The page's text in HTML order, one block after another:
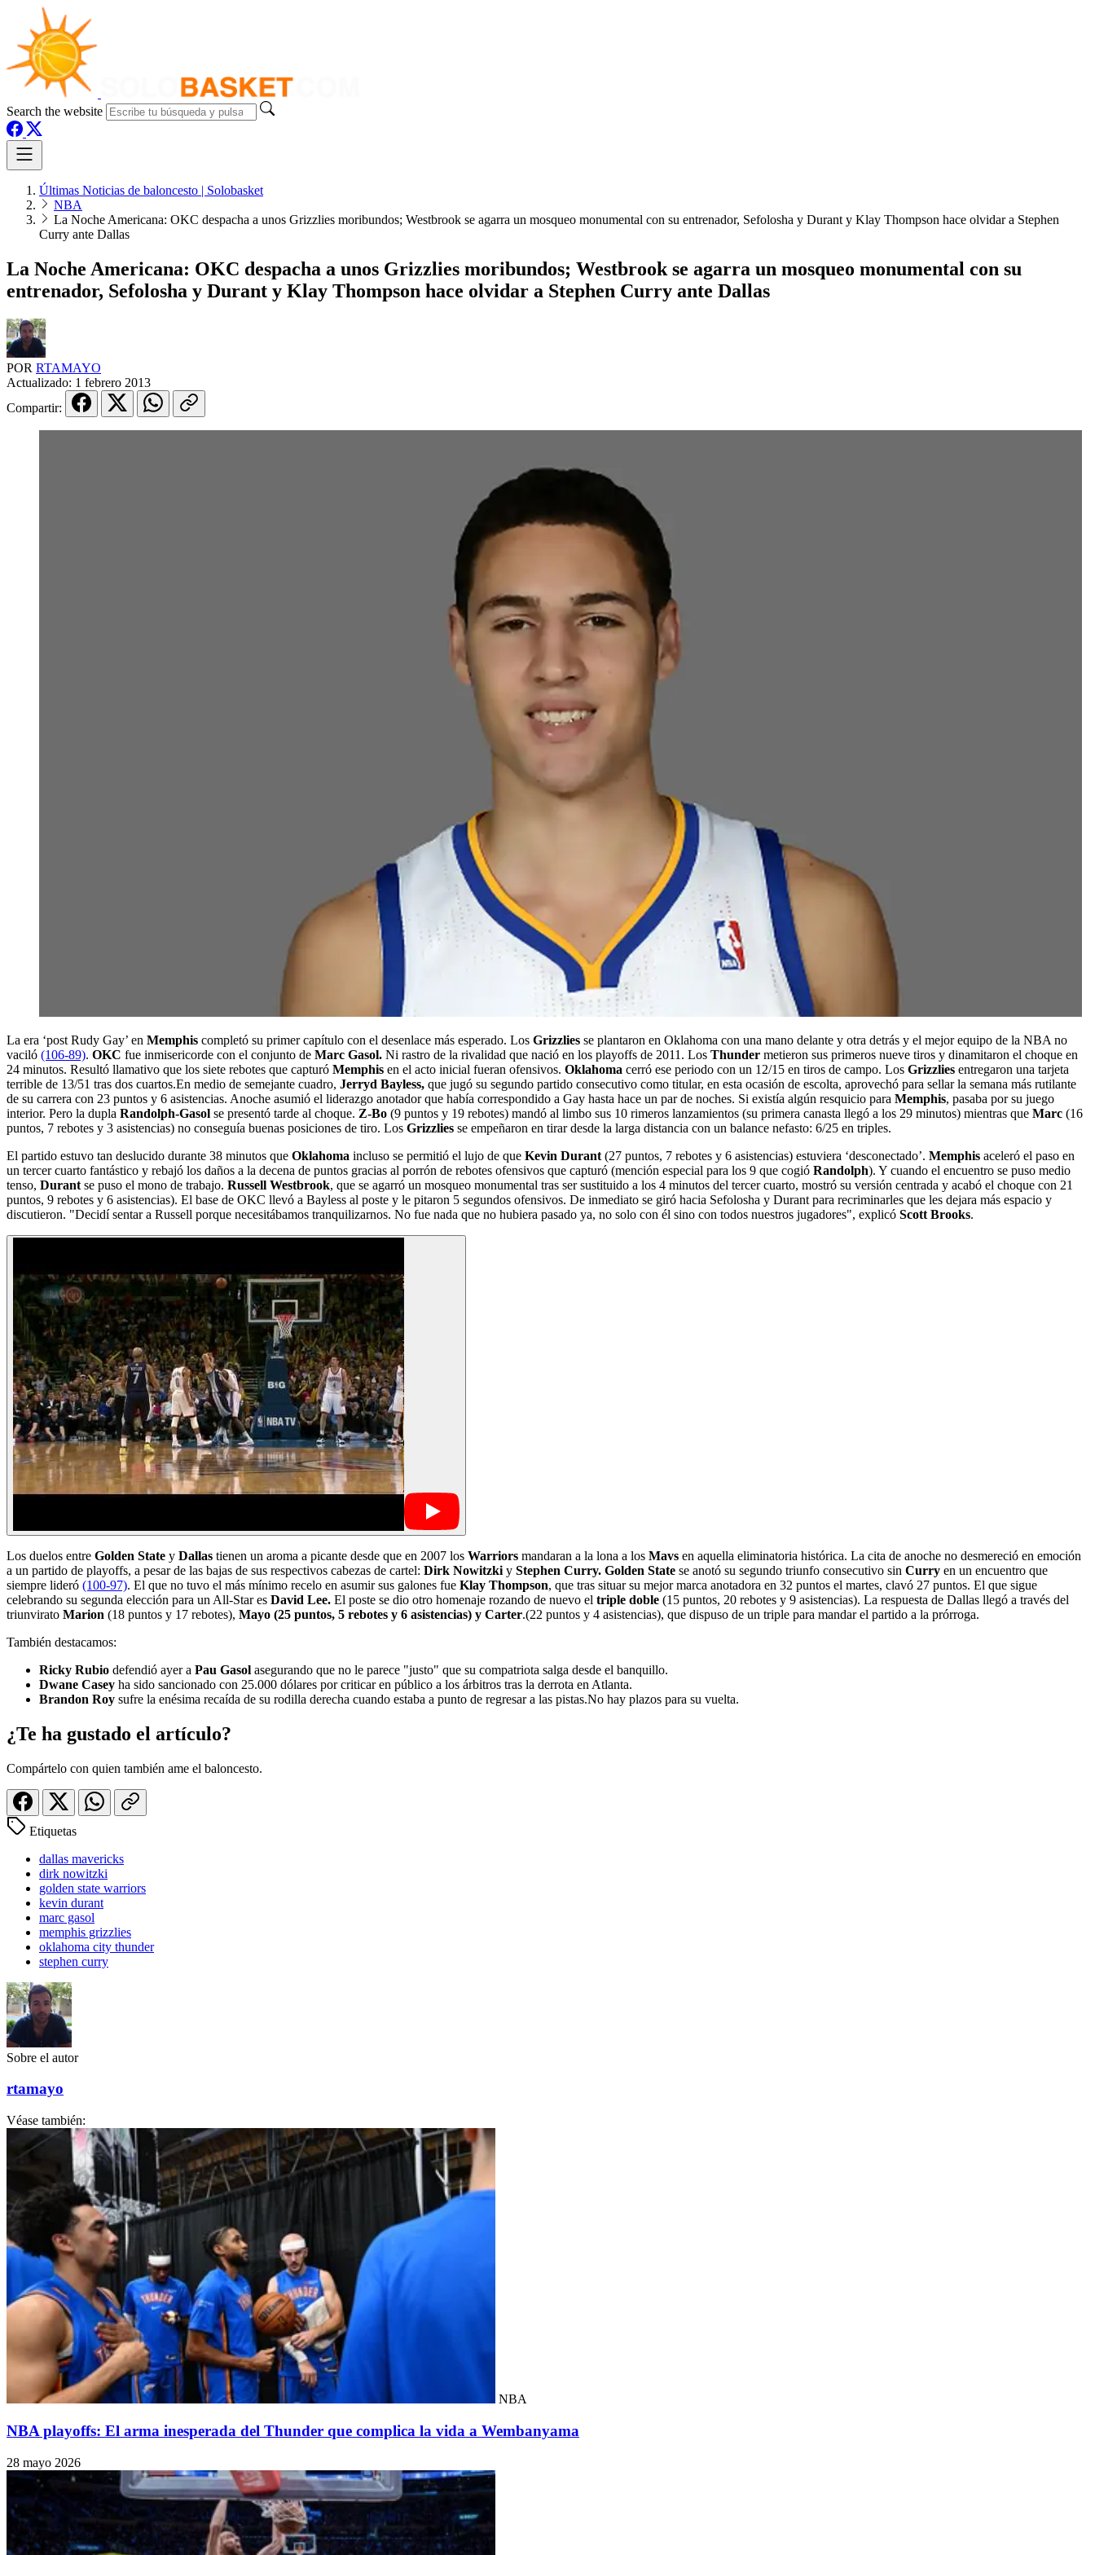
Search the website
Últimas Noticias de baloncesto | Solobasket
NBA
La Noche Americana: OKC despacha a unos Grizzlies moribundos; Westbrook se agarra un mosqueo monumental con su entrenador, Sefolosha y Durant y Klay Thompson hace olvidar a Stephen
Curry ante Dallas
La Noche Americana: OKC despacha a unos Grizzlies moribundos; Westbrook se agarra un mosqueo monumental con su
entrenador, Sefolosha y Durant y Klay Thompson hace olvidar a Stephen Curry ante Dallas
POR RTAMAYO
Actualizado: 1 febrero 2013
Compartir:
La era ‘post Rudy Gay’ en Memphis completó su primer capítulo con el desenlace más esperado. Los Grizzlies se plantaron en Oklahoma con una mano delante y otra detrás y el mejor equipo de la NBA no
vaciló (106-89). OKC fue inmisericorde con el conjunto de Marc Gasol. Ni rastro de la rivalidad que nació en los playoffs de 2011. Los Thunder metieron sus primeros nueve tiros y dinamitaron el choque en
24 minutos. Resultó llamativo que los siete rebotes que capturó Memphis en el acto inicial fueran ofensivos. Oklahoma cerró ese periodo con un 12/15 en tiros de campo. Los Grizzlies entregaron una tarjeta
terrible de 13/51 tras dos cuartos.En medio de semejante cuadro, Jerryd Bayless, que jugó su segundo partido consecutivo como titular, en esta ocasión de escolta, aprovechó para sellar la semana más rutilante
de su carrera con 23 puntos y 6 asistencias. Anoche asumió el liderazgo anotador que había correspondido a Gay hasta hace un par de noches. Si existía algún resquicio para Memphis, pasaba por su juego
interior. Pero la dupla Randolph-Gasol se presentó tarde al choque. Z-Bo (9 puntos y 19 rebotes) mandó al limbo sus 10 rimeros lanzamientos (su primera canasta llegó a los 29 minutos) mientras que Marc (16
puntos, 7 rebotes y 3 asistencias) no conseguía buenas posiciones de tiro. Los Grizzlies se empeñaron en tirar desde la larga distancia con un balance nefasto: 6/25 en triples.
El partido estuvo tan deslucido durante 38 minutos que Oklahoma incluso se permitió el lujo de que Kevin Durant (27 puntos, 7 rebotes y 6 asistencias) estuviera ‘desconectado’. Memphis aceleró el paso en
un tercer cuarto fantástico y rebajó los daños a la decena de puntos gracias al porrón de rebotes ofensivos que capturó (mención especial para los 9 que cogió Randolph). Y cuando el encuentro se puso medio
tenso, Durant se puso el mono de trabajo. Russell Westbrook, que se agarró un mosqueo monumental tras ser sustituido a los 4 minutos del tercer cuarto, mostró su versión centrada y acabó el choque con 21
puntos, 9 rebotes y 6 asistencias). El base de OKC llevó a Bayless al poste y le pitaron 5 segundos ofensivos. De inmediato se giró hacia Sefolosha y Durant para recriminarles que les dejara más espacio y
discutieron. "Decidí sentar a Russell porque necesitábamos tranquilizarnos. No fue nada que no hubiera pasado ya, no solo con él sino con todos nuestros jugadores", explicó Scott Brooks.
Los duelos entre Golden State y Dallas tienen un aroma a picante desde que en 2007 los Warriors mandaran a la lona a los Mavs en aquella eliminatoria histórica. La cita de anoche no desmereció en emoción
a un partido de playoffs, a pesar de las bajas de sus respectivos cabezas de cartel: Dirk Nowitzki y Stephen Curry. Golden State se anotó su segundo triunfo consecutivo sin Curry en un encuentro que
siempre lideró (100-97). El que no tuvo el más mínimo recelo en asumir sus galones fue Klay Thompson, que tras situar su mejor marca anotadora en 32 puntos el martes, clavó 27 puntos. El que sigue
celebrando su segunda elección para un All-Star es David Lee. El poste se dio otro homenaje rozando de nuevo el triple doble (15 puntos, 20 rebotes y 9 asistencias). La respuesta de Dallas llegó a través del
triunvirato Marion (18 puntos y 17 rebotes), Mayo (25 puntos, 5 rebotes y 6 asistencias) y Carter.(22 puntos y 4 asistencias), que dispuso de un triple para mandar el partido a la prórroga.
También destacamos:
Ricky Rubio defendió ayer a Pau Gasol asegurando que no le parece "justo" que su compatriota salga desde el banquillo.
Dwane Casey ha sido sancionado con 25.000 dólares por criticar en público a los árbitros tras la derrota en Atlanta.
Brandon Roy sufre la enésima recaída de su rodilla derecha cuando estaba a punto de regresar a las pistas.No hay plazos para su vuelta.
¿Te ha gustado el artículo?
Compártelo con quien también ame el baloncesto.
Etiquetas
dallas mavericks
dirk nowitzki
golden state warriors
kevin durant
marc gasol
memphis grizzlies
oklahoma city thunder
stephen curry
Sobre el autor
rtamayo
Véase también:
NBA
NBA playoffs: El arma inesperada del Thunder que complica la vida a Wembanyama
28 mayo 2026